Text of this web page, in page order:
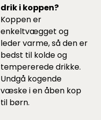
drik i koppen?
Koppen er
enkeltvægget og
leder varme, så den er
bedst til kolde og
tempererede drikke.
Undgå kogende
væske i en åben kop
til børn.